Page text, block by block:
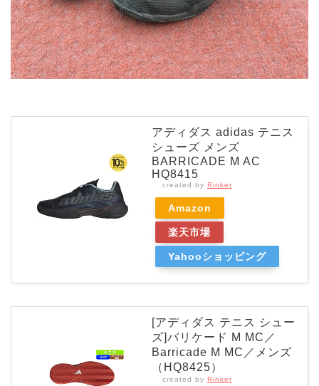
アディダス adidas テニス
シューズ メンズ
BARRICADE M AC
HQ8415
created by Rinker
Amazon
楽天市場
Yahooショッピング
[アディダス テニス シュー
ズ]バリケード M MC／
Barricade M MC／メンズ
（HQ8425）
created by Rinker